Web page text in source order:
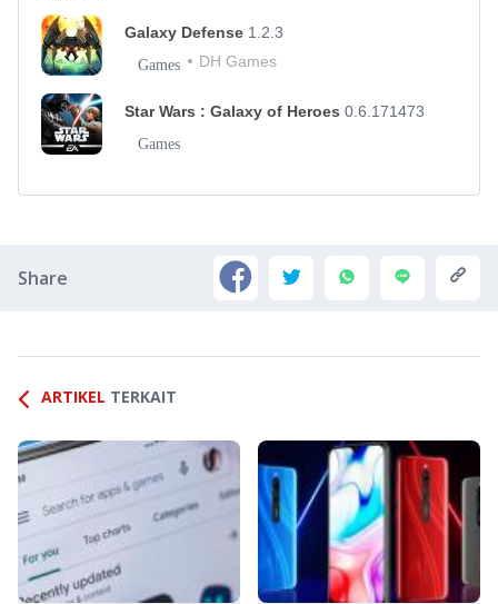
Galaxy Defense 1.2.3
Games DH Games
Star Wars : Galaxy of Heroes 0.6.171473
Games
Share
ARTIKEL TERKAIT